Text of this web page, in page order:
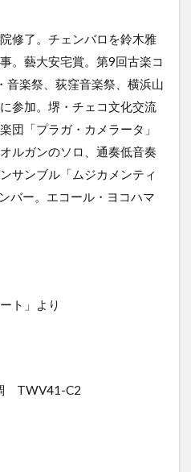
修了。チェンバロを鈴木雅
。藝大安宅賞。第9回古楽コ
音楽祭、荻窪音楽祭、横浜山
参加。堺・チェコ文化交流
団「プラガ・カメラータ」
ルガンのソロ、通奏低音奏
サンブル「ムジカメンティ
バー。エコール・ヨコハマ
ート」より
TWV41-C2